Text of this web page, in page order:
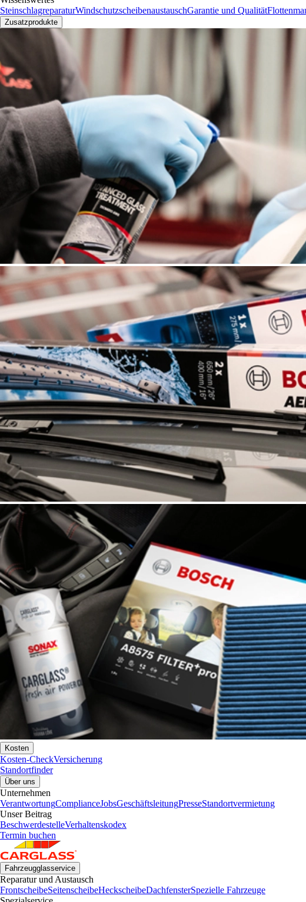
SteinschlagreparaturWindschutzscheibenaustauschGarantie und Qualität
Zusatzprodukte
Kosten
Kosten-CheckVersicherung
Standortfinder
Über uns
Unternehmen
VerantwortungComplianceJobsGeschäftsleitungPresseStandortvermietung
Unser Beitrag
BeschwerdestelleVerhaltenskodex
Termin buchen
Fahrzeugglasservice
Reparatur und Austausch
FrontscheibeSeitenscheibeHeckscheibeDachfensterSpezielle Fahrzeuge